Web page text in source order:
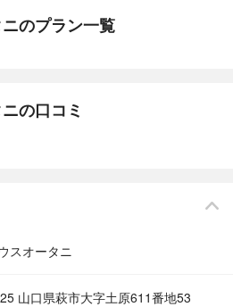
のプラン一覧
の口コミ
スオータニ
山口県萩市大字土原611番地53